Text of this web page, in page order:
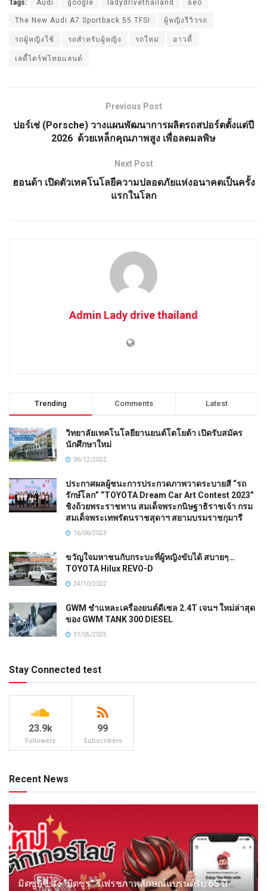
Tags: Audi google ladydrivethailand seo
The New Audi A7 Sportback 55 TFSI ผู้หญิงรีวิวรถ
รถผู้หญิงใช้ รถสำหรับผู้หญิง รถใหม่ อาวดี้
เลดี้ไดร์ฟไทยแลนด์
Previous Post
ปอร์เช่ (Porsche) วางแผนพัฒนาการผลิตรถสปอร์ตตั้งแต่ปี
2026 ด้วยเหล็กคุณภาพสูง เพื่อลดมลพิษ
Next Post
ฮอนด้า เปิดตัวเทคโนโลยีความปลอดภัยแห่งอนาคตเป็นครั้ง
แรกในโลก
Admin Lady drive thailand
Trending Comments Latest
วิทยาลัยเทคโนโลยียานยนต์โตโยต้า เปิดรับสมัคร
นักศึกษาใหม่
06/12/2022
ประกาศผลผู้ชนะการประกวดภาพวาดระบายสี “รถ
รักษ์โลก” “TOYOTA Dream Car Art Contest 2023”
ชิงถ้วยพระราชทาน สมเด็จพระกนิษฐาธิราชเจ้า กรม
สมเด็จพระเทพรัตนราชสุดาฯ สยามบรมราชกุมารี
16/06/2023
ขวัญใจมหาชนกับกระบะที่ผู้หญิงขับได้ สบายๆ…
TOYOTA Hilux REVO-D
24/10/2022
GWM ชำแหละเครื่องยนต์ดีเซล 2.4T เจนฯ ใหม่ล่าสุด
ของ GWM TANK 300 DIESEL
31/05/2025
Stay Connected test
23.9k
Followers
99
Subscribers
Recent News
มิตซูบิชิ ส่ง “มิตซูรุ” รีเฟรชภาพลักษณ์แบรนด์รับ 65 ปี